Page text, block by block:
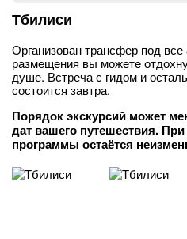
Тбилиси
Организован трансфер под
размещения вы можете
душе. Встреча с гидом и
состоится завтра.
Порядок экскурсий может
дат вашего путешествия.
программы остаётся